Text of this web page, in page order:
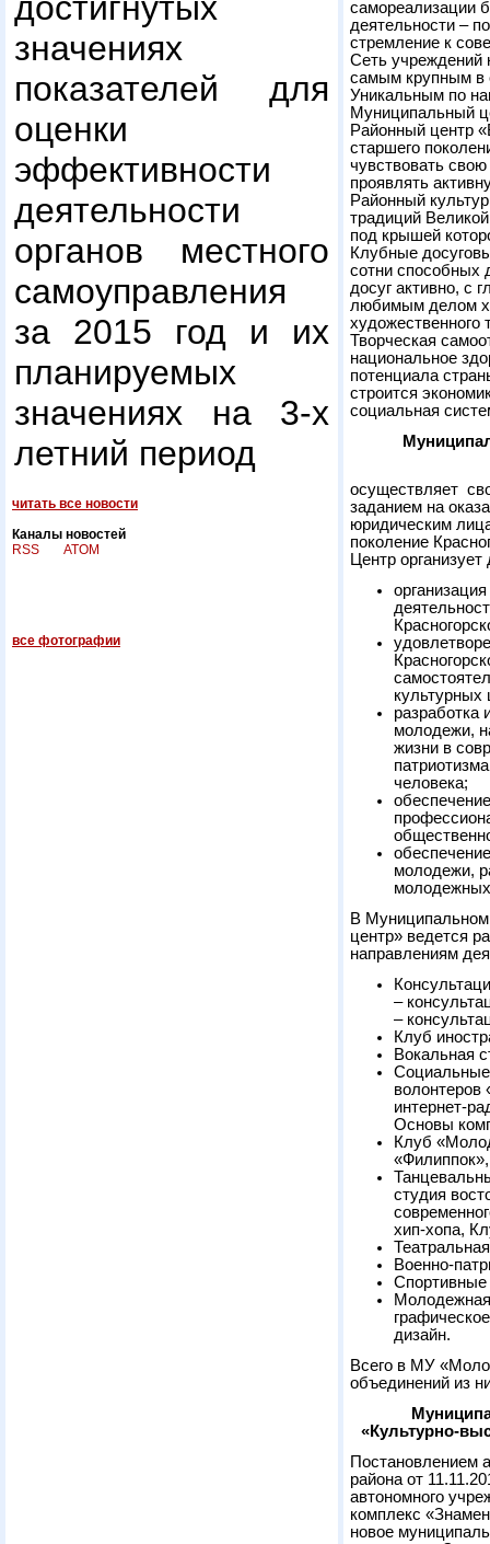
значениях
показателей для
оценки
эффективности
деятельности
органов местного
самоуправления
за 2015 год и их
планируемых
значениях на 3-х
летний период
читать все новости
Каналы новостей
RSS
ATOM
все фотографии
самореализации
деятельности –
стремление к
Сеть учреждений
самым крупным в
Уникальным по
Муниципальный
Районный центр
старшего
чувствовать
проявлять
Районный
традиций
под крышей
Клубные
сотни способных
досуг активно, с
любимым делом
художественного
Творческая
национальное
потенциала
строится
социальная
осуществляет
заданием на
юридическим
поколение
Центр
культурных
разработка
молодежи,
жизни в
человека;
молодежи,
В
центр» ведется
направлениям
–
–
Клуб
Вокальная
интернет-
Основы
Клуб
студия
хип-хопа,
Военно-
дизайн.
Всего в МУ
объединений из
«Культурно-
Постановлением
района от
автономного
комплекс
новое